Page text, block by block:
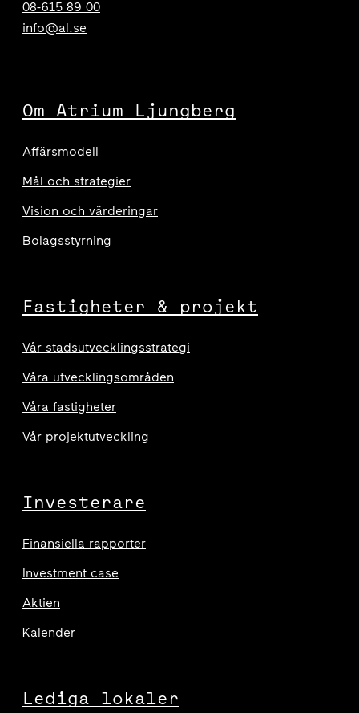
08-615 89 00
info@al.se
Om Atrium Ljungberg
Affärsmodell
Mål och strategier
Vision och värderingar
Bolagsstyrning
Fastigheter & projekt
Vår stadsutvecklingsstrategi
Våra utvecklingsområden
Våra fastigheter
Vår projektutveckling
Investerare
Finansiella rapporter
Investment case
Aktien
Kalender
Lediga lokaler